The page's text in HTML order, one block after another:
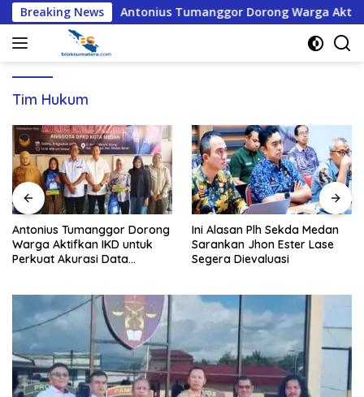
Langsung
ke
konten
Breaking NewsAntonius Tumanggor Dorong Warga Aktifkan
Tim Hukum
Antonius Tumanggor Dorong
Warga Aktifkan IKD untuk
Perkuat Akurasi Data
Ini Alasan Plh Sekda Medan
Sarankan Jhon Ester Lase
Segera Dievaluasi